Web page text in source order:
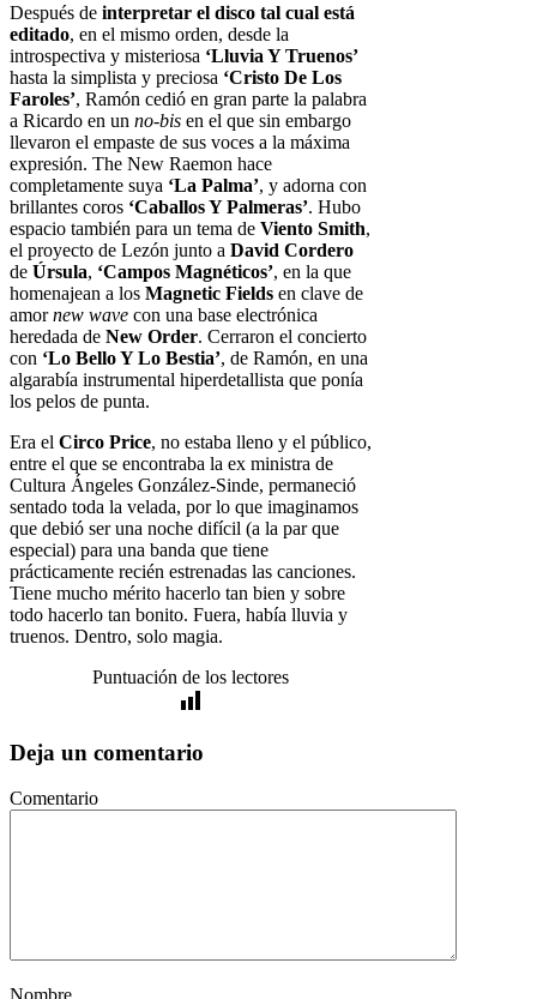
Después de interpretar el disco tal cual está
editado, en el mismo orden, desde la
introspectiva y misteriosa ‘Lluvia Y Truenos’
hasta la simplista y preciosa ‘Cristo De Los
Faroles’, Ramón cedió en gran parte la palabra
a Ricardo en un no-bis en el que sin embargo
llevaron el empaste de sus voces a la máxima
expresión. The New Raemon hace
completamente suya ‘La Palma’, y adorna con
brillantes coros ‘Caballos Y Palmeras’. Hubo
espacio también para un tema de Viento Smith,
el proyecto de Lezón junto a David Cordero
de Úrsula, ‘Campos Magnéticos’, en la que
homenajean a los Magnetic Fields en clave de
amornew wave con una base electrónica
heredada de New Order. Cerraron el concierto
con ‘Lo Bello Y Lo Bestia’, de Ramón, en una
algarabía instrumental hiperdetallista que ponía
los pelos de punta.
Era el Circo Price, no estaba lleno y el público,
entre el que se encontraba la ex ministra de
Cultura Ángeles González-Sinde, permaneció
sentado toda la velada, por lo que imaginamos
que debió ser una noche difícil (a la par que
especial) para una banda que tiene
prácticamente recién estrenadas las canciones.
Tiene mucho mérito hacerlo tan bien y sobre
todo hacerlo tan bonito. Fuera, había lluvia y
truenos. Dentro, solo magia.
Puntuación de los lectores
Deja un comentario
Comentario